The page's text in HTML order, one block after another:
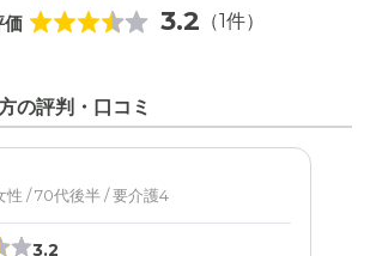
価 3.2 （1件）
の評判・口コミ
性 / 70代後半 / 要介護4
3.2